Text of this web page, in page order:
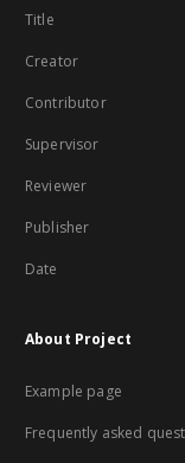
Title
Creator
Contributor
Supervisor
Reviewer
Publisher
Date
About Project
Example page
Frequently asked